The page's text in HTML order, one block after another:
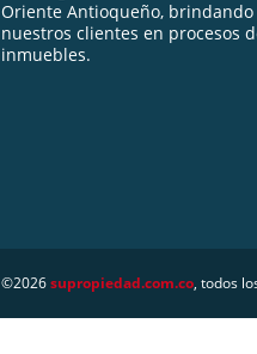
Oriente Antioqueño,
nuestros clientes en procesos
inmuebles.
©2026supropiedad.com.co, todos